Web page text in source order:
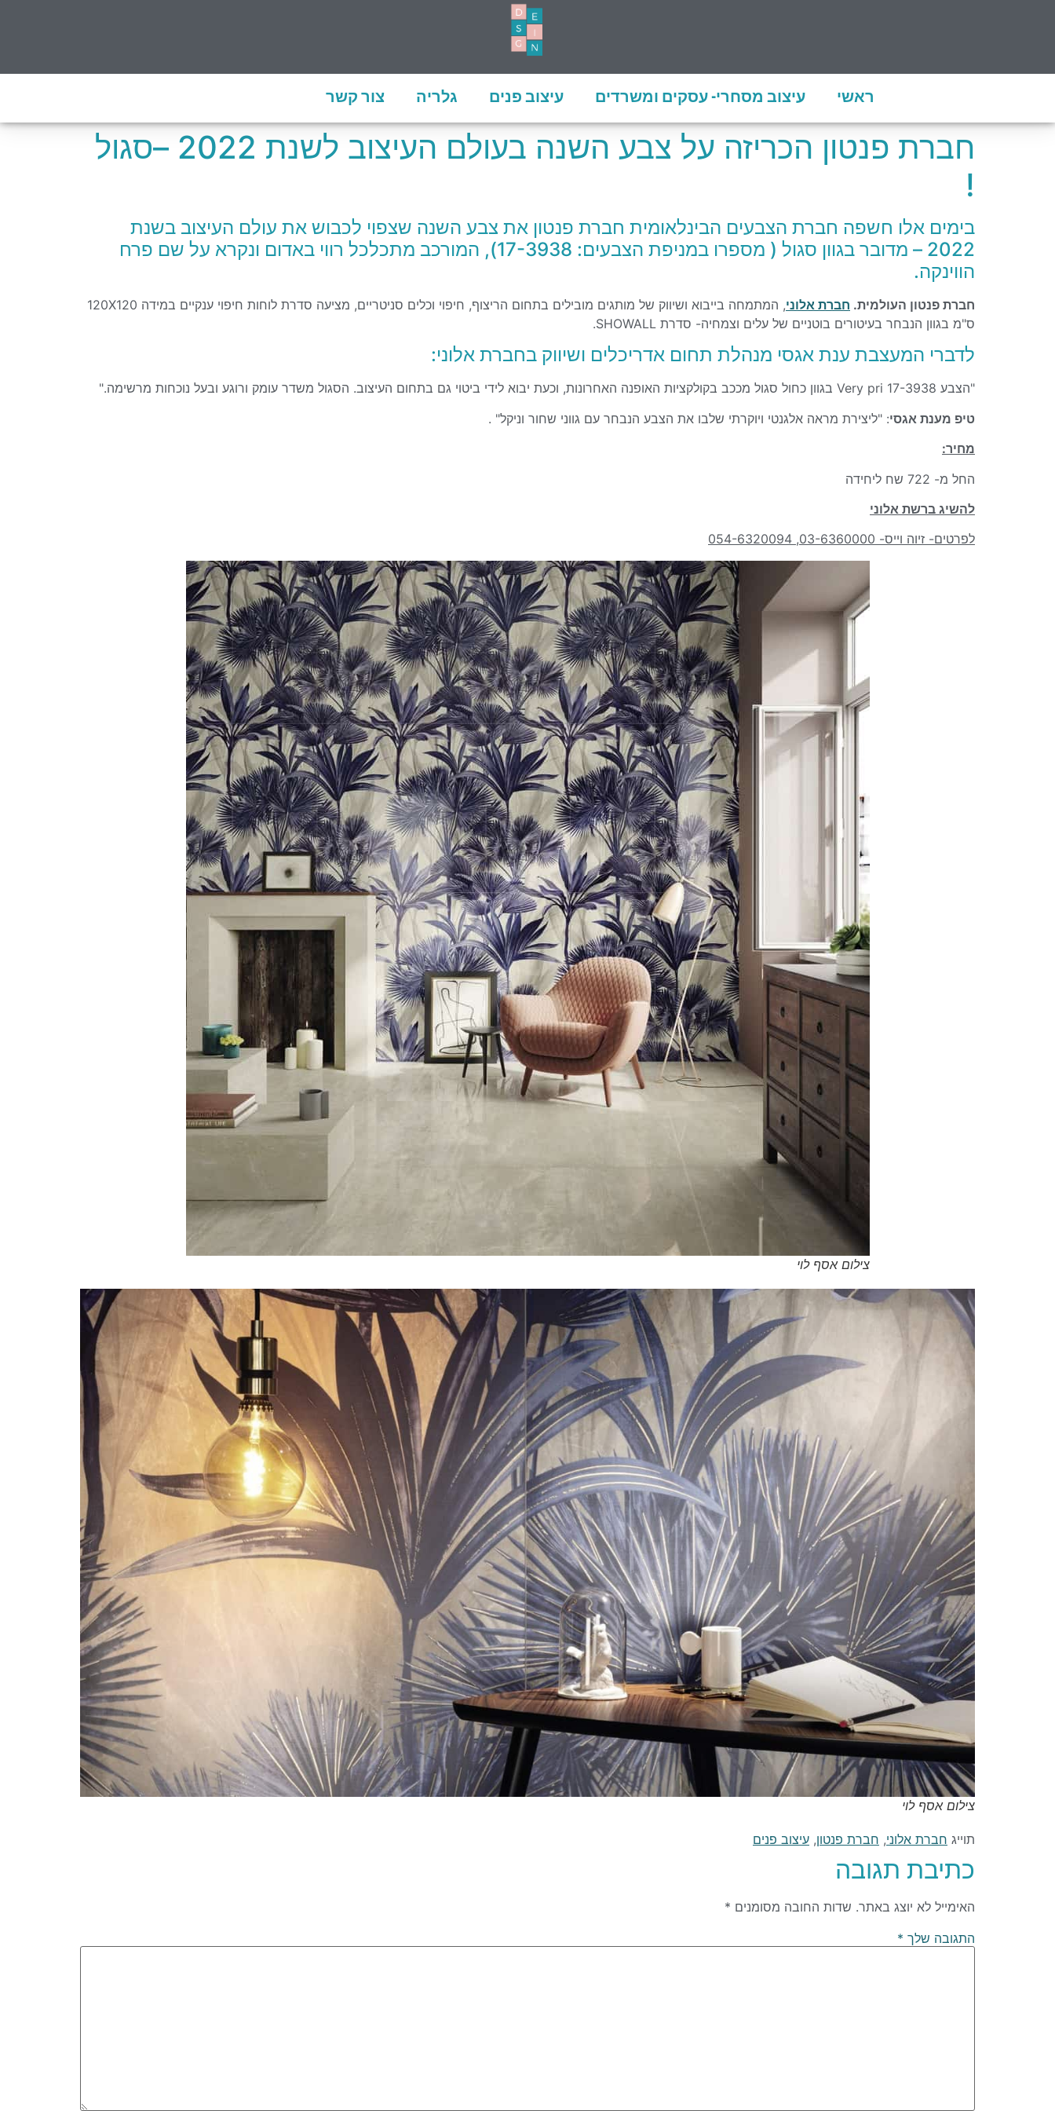
ראשי עיצוב מסחרי- עסקים ומשרדים עיצוב פנים גלריה צור קשר
חברת פנטון הכריזה על צבע השנה בעולם העיצוב לשנת 2022 –סגול
!
בימים אלו חשפה חברת הצבעים הבינלאומית חברת פנטון את צבע השנה שצפוי לכבוש את עולם העיצוב בשנת
2022 – מדובר בגוון סגול ( מספרו במניפת הצבעים: 17-3938), המורכב מתכלכל רווי באדום ונקרא על שם פרח
הווינקה.
חברת פנטון העולמית. חברת אלוני
, המתמחה בייבוא ושיווק של מותגים מובילים בתחום הריצוף, חיפוי וכלים סניטריים, מציעה סדרת לוחות חיפוי ענקיים במידה 120X120
ס"מ בגוון הנבחר בעיטורים בוטניים של עלים וצמחיה- סדרת SHOWALL.
לדברי המעצבת ענת אגסי מנהלת תחום אדריכלים ושיווק בחברת אלוני:
"הצבע Very pri 17-3938 בגוון כחול סגול מככב בקולקציות האופנה האחרונות, וכעת יבוא לידי ביטוי גם בתחום העיצוב. הסגול משדר עומק ורוגע ובעל נוכחות מרשימה."
טיפ מענת אגסי: "ליצירת מראה אלגנטי ויוקרתי שלבו את הצבע הנבחר עם גווני שחור וניקל" .
מחיר:
החל מ- 722 שח ליחידה
להשיג ברשת אלוני
לפרטים- זיוה וייס- 03-6360000, 054-6320094
צילום אסף לוי
צילום אסף לוי
תוייג חברת אלוני, חברת פנטון, עיצוב פנים
כתיבת תגובה
האימייל לא יוצג באתר. שדות החובה מסומנים *
התגובה שלך *